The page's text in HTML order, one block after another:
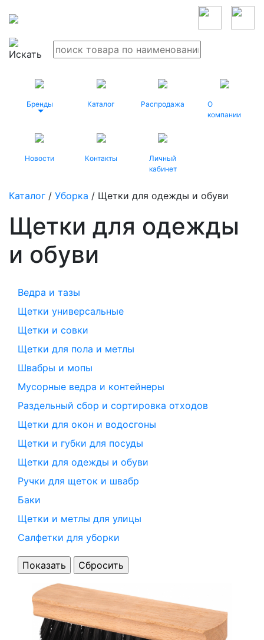
Бренды Каталог Распродажа
О
компании
Новости Контакты
Личный
кабинет
Каталог / Уборка / Щетки для одежды и обуви
Щетки для одежды
и обуви
Ведра и тазы
Щетки универсальные
Щетки и совки
Щетки для пола и метлы
Швабры и мопы
Мусорные ведра и контейнеры
Раздельный сбор и сортировка отходов
Щетки для окон и водосгоны
Щетки и губки для посуды
Щетки для одежды и обуви
Ручки для щеток и швабр
Баки
Щетки и метлы для улицы
Салфетки для уборки